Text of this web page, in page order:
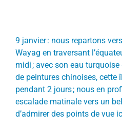
9 janvier : nous repartons
Wayag en traversant
midi ; avec son eau
de peintures chinoises, cette
pendant 2 jours ; nous en
escalade matinale vers un
d’admirer des points de vue